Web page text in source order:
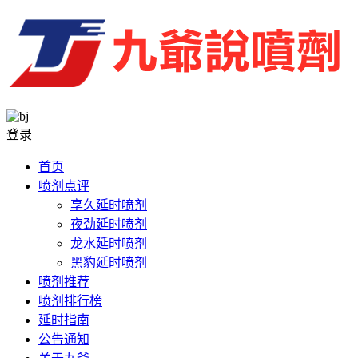
登录
首页
喷剂点评
享久延时喷剂
夜劲延时喷剂
龙水延时喷剂
黑豹延时喷剂
喷剂推荐
喷剂排行榜
延时指南
公告通知